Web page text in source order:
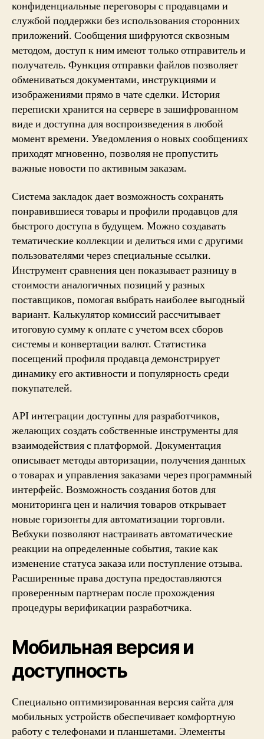
конфиденциальные переговоры с продавцами и
службой поддержки без использования сторонних
приложений. Сообщения шифруются сквозным
методом, доступ к ним имеют только отправитель и
получатель. Функция отправки файлов позволяет
обмениваться документами, инструкциями и
изображениями прямо в чате сделки. История
переписки хранится на сервере в зашифрованном
виде и доступна для воспроизведения в любой
момент времени. Уведомления о новых сообщениях
приходят мгновенно, позволяя не пропустить
важные новости по активным заказам.
Система закладок дает возможность сохранять
понравившиеся товары и профили продавцов для
быстрого доступа в будущем. Можно создавать
тематические коллекции и делиться ими с другими
пользователями через специальные ссылки.
Инструмент сравнения цен показывает разницу в
стоимости аналогичных позиций у разных
поставщиков, помогая выбрать наиболее выгодный
вариант. Калькулятор комиссий рассчитывает
итоговую сумму к оплате с учетом всех сборов
системы и конвертации валют. Статистика
посещений профиля продавца демонстрирует
динамику его активности и популярность среди
покупателей.
API интеграции доступны для разработчиков,
желающих создать собственные инструменты для
взаимодействия с платформой. Документация
описывает методы авторизации, получения данных
о товарах и управления заказами через программный
интерфейс. Возможность создания ботов для
мониторинга цен и наличия товаров открывает
новые горизонты для автоматизации торговли.
Вебхуки позволяют настраивать автоматические
реакции на определенные события, такие как
изменение статуса заказа или поступление отзыва.
Расширенные права доступа предоставляются
проверенным партнерам после прохождения
процедуры верификации разработчика.
Мобильная версия и
доступность
Специально оптимизированная версия сайта для
мобильных устройств обеспечивает комфортную
работу с телефонами и планшетами. Элементы